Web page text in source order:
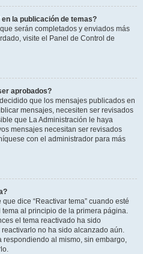
la publicación de temas?
serán completados y enviados más
visite el Panel de Control de
aprobados?
que los mensajes publicados en
mensajes, necesiten ser revisados
que La Administración le haya
mensajes necesitan ser revisados
con el administrador para más
dice “Reactivar tema” cuando esté
tema al principio de la primera página.
el tema reactivado ha sido
no ha sido alcanzado aún.
respondiendo al mismo, sin embargo,